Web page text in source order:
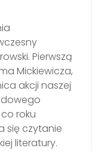
Pierwszą
Mickiewicza,
akcji naszej
roku
się czytanie
literatury.